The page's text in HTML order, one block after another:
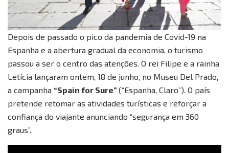
Depois de passado o pico da pandemia de Covid-19 na
Espanha e a abertura gradual da economia, o turismo
passou a ser o centro das atenções. O rei Filipe e a rainha
Letícia lançaram ontem, 18 de junho, no Museu Del Prado,
a campanha “Spain for Sure” (“Espanha, Claro”). O país
pretende retomar as atividades turísticas e reforçar a
confiança do viajante anunciando “segurança em 360
graus”.